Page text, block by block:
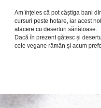
Am înțeles că pot câștiga bani
cursuri peste hotare, iar acest
afacere cu deserturi sănătoase.
Dacă în prezent gătesc și
cele vegane rămân și acum